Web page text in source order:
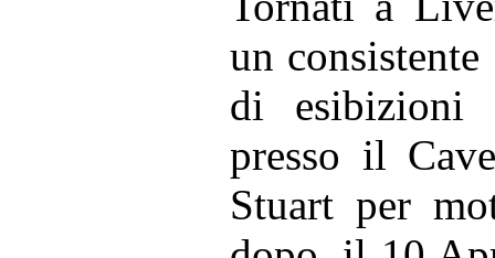
un
di esibizioni
presso il
Stuart per